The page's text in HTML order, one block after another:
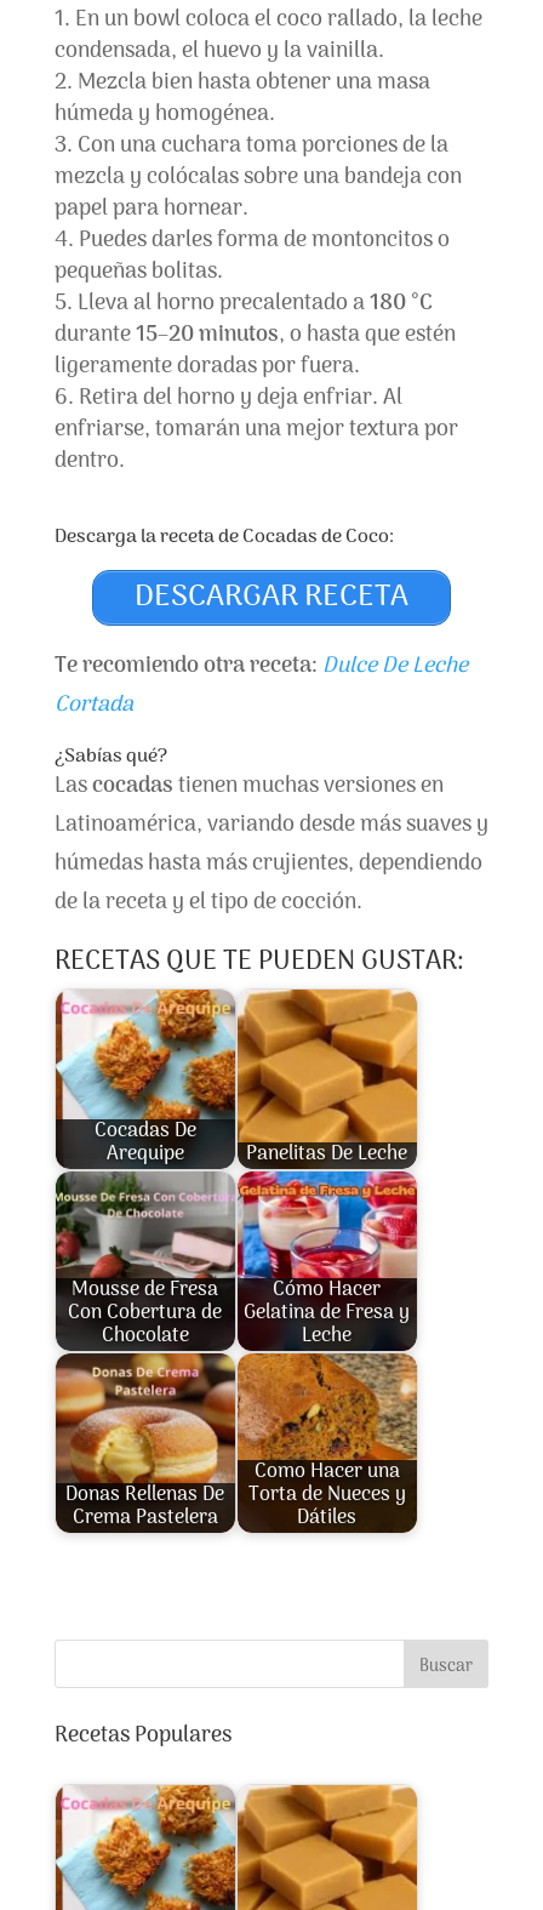
En un bowl coloca el coco rallado, la leche
condensada, el huevo y la vainilla.
Mezcla bien hasta obtener una masa
húmeda y homogénea.
Con una cuchara toma porciones de la
mezcla y colócalas sobre una bandeja con
papel para hornear.
Puedes darles forma de montoncitos o
pequeñas bolitas.
Lleva al horno precalentado a180 °C
durante15–20 minutos, o hasta que estén
ligeramente doradas por fuera.
Retira del horno y deja enfriar. Al
enfriarse, tomarán una mejor textura por
dentro.
Descarga la receta de Cocadas de Coco:
DESCARGAR RECETA
Te recomiendo otra receta: Dulce De Leche
Cortada
¿Sabías qué?
Lascocadastienen muchas versiones en
Latinoamérica, variando desde más suaves y
húmedas hasta más crujientes, dependiendo
de la receta y el tipo de cocción.
RECETAS QUE TE PUEDEN GUSTAR:
Cocadas De
Arequipe Panelitas De Leche
Mousse de Fresa
Con Cobertura de
Chocolate
Cómo Hacer
Gelatina de Fresa y
Leche
Donas Rellenas De
Crema Pastelera
Como Hacer una
Torta de Nueces y
Dátiles
Buscar
Recetas Populares